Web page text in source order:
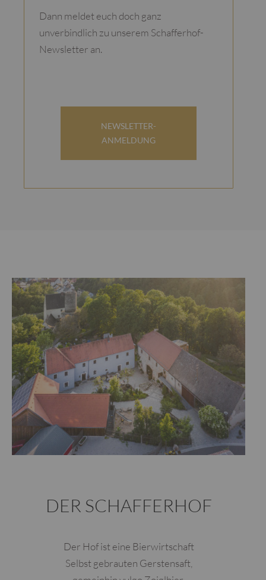
Dann meldet euch doch ganz
unverbindlich zu unserem Schafferhof-
Newsletter an.
NEWSLETTER-
ANMELDUNG
DER SCHAFFERHOF
Der Hof ist eine Bierwirtschaft
Selbst gebrauten Gerstensaft,